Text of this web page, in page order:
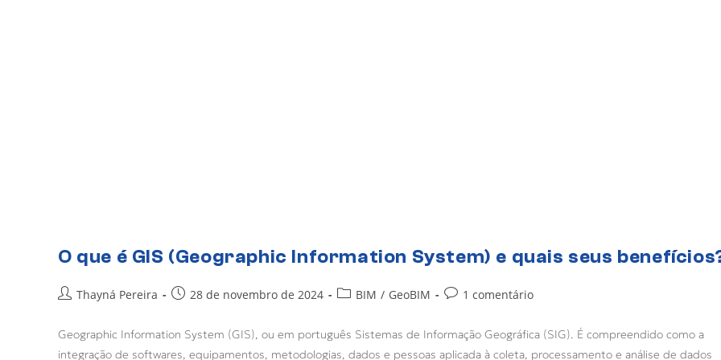
O que é GIS (Geographic Information System) e quais seus
Thayná Pereira 28 de novembro de 2024 BIM / GeoBIM 1 comentário
Geographic Information System (GIS), ou em português Sistemas de Informação Geográfica (SIG). É compreendido como a
integração de softwares, equipamentos, metodologias, dados e pessoas aplicada à coleta, processamento e análise de dados